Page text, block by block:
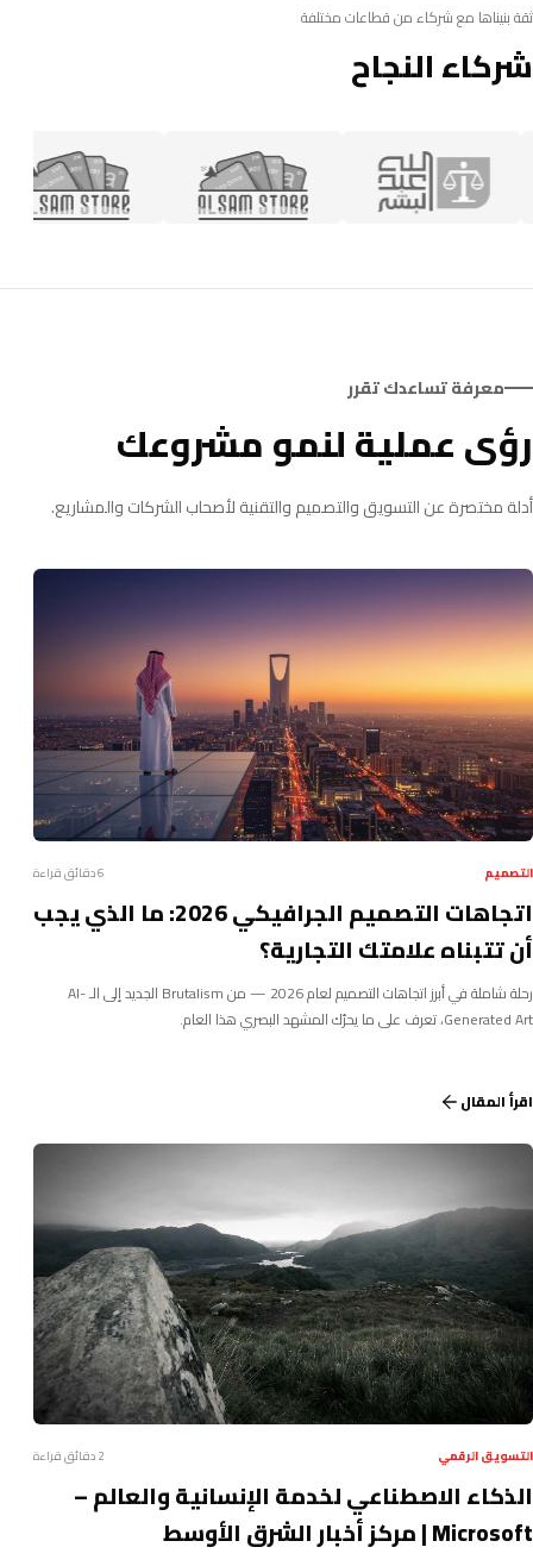
ثقة بنيناها مع شركاء من قطاعات مختلفة
شركاء النجاح
معرفة تساعدك تقرر
رؤى عملية لنمو مشروعك
أدلة مختصرة عن التسويق والتصميم والتقنية لأصحاب الشركات والمشاريع.
التصميم 6 دقائق قراءة
اتجاهات التصميم الجرافيكي 2026: ما الذي يجب
أن تتبناه علامتك التجارية؟
رحلة شاملة في أبرز اتجاهات التصميم لعام 2026 — من Brutalism الجديد إلى الـ AI-
Generated Art، تعرف على ما يحرّك المشهد البصري هذا العام.
اقرأ المقال
التسويق الرقمي 2 دقائق قراءة
الذكاء الاصطناعي لخدمة الإنسانية والعالم –
Microsoft | مركز أخبار الشرق الأوسط